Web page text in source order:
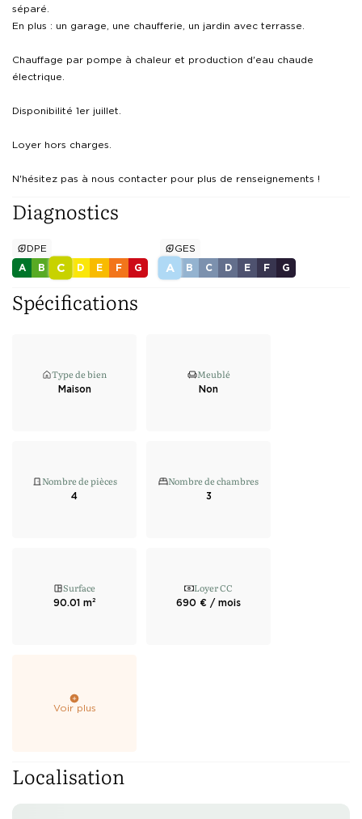
séparé.
En plus : un garage, une chaufferie, un jardin avec terrasse.
Chauffage par pompe à chaleur et production d'eau chaude
électrique.
Disponibilité 1er juillet.
Loyer hors charges.
N'hésitez pas à nous contacter pour plus de renseignements !
Diagnostics
DPE
A B C D E F G
GES
A B C D E F G
Spécifications
Type de bien
Maison
Meublé
Non
Nombre de pièces
4
Nombre de chambres
3
Surface
90.01 m²
Loyer CC
690 € / mois
Voir plus
Localisation